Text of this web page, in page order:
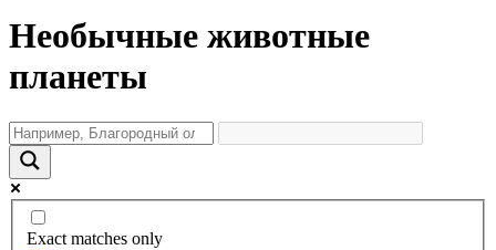
Необычные животные
планеты
Exact matches only